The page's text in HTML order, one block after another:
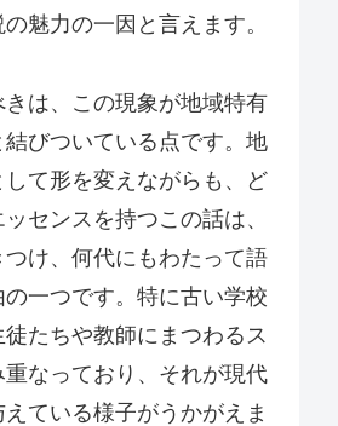
魅力の一因と言えます。
きは、この現象が地域特有
びついている点です。地
て形を変えながらも、ど
センスを持つこの話は、
け、何代にもわたって語
の一つです。特に古い学校
たちや教師にまつわるス
重なっており、それが現代
ている様子がうかがえま